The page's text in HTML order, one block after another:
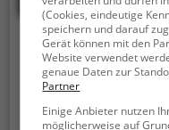
Sunny Bunny's
Thermenplatz 2, 7361
Das Sunny Bunny's
(Cookies, eindeutige
speichern und darauf
Gerät können mit den
Website verwendet
genaue Daten zur
Partner
Einige Anbieter nutzen
möglicherweise auf